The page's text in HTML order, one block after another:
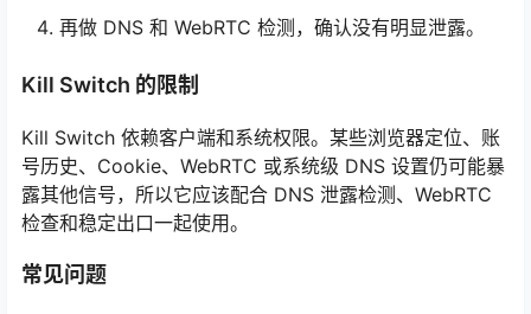
再做 DNS 和 WebRTC 检测，确认没有明显泄露。
Kill Switch 的限制
Kill Switch 依赖客户端和系统权限。某些浏览器定位、账
号历史、Cookie、WebRTC 或系统级 DNS 设置仍可能暴
露其他信号，所以它应该配合 DNS 泄露检测、WebRTC
检查和稳定出口一起使用。
常见问题